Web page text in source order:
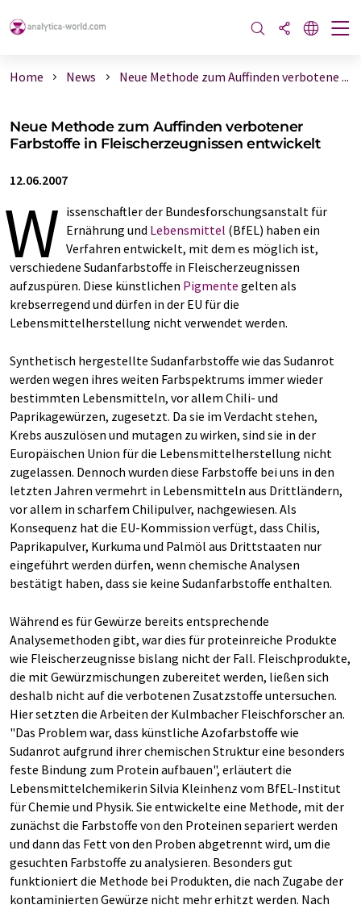
Home News Neue Methode zum Auffinden verbotene ...
Neue Methode zum Auffinden verbotener
Farbstoffe in Fleischerzeugnissen entwickelt
12.06.2007
W issenschaftler der Bundesforschungsanstalt für
Ernährung und Lebensmittel (BfEL) haben ein
Verfahren entwickelt, mit dem es möglich ist,
verschiedene Sudanfarbstoffe in Fleischerzeugnissen
aufzuspüren. Diese künstlichen Pigmente gelten als
krebserregend und dürfen in der EU für die
Lebensmittelherstellung nicht verwendet werden.
Synthetisch hergestellte Sudanfarbstoffe wie das Sudanrot
werden wegen ihres weiten Farbspektrums immer wieder
bestimmten Lebensmitteln, vor allem Chili- und
Paprikagewürzen, zugesetzt. Da sie im Verdacht stehen,
Krebs auszulösen und mutagen zu wirken, sind sie in der
Europäischen Union für die Lebensmittelherstellung nicht
zugelassen. Dennoch wurden diese Farbstoffe bei uns in den
letzten Jahren vermehrt in Lebensmitteln aus Drittländern,
vor allem in scharfem Chilipulver, nachgewiesen. Als
Konsequenz hat die EU-Kommission verfügt, dass Chilis,
Paprikapulver, Kurkuma und Palmöl aus Drittstaaten nur
eingeführt werden dürfen, wenn chemische Analysen
bestätigt haben, dass sie keine Sudanfarbstoffe enthalten.
Während es für Gewürze bereits entsprechende
Analysemethoden gibt, war dies für proteinreiche Produkte
wie Fleischerzeugnisse bislang nicht der Fall. Fleischprodukte,
die mit Gewürzmischungen zubereitet werden, ließen sich
deshalb nicht auf die verbotenen Zusatzstoffe untersuchen.
Hier setzten die Arbeiten der Kulmbacher Fleischforscher an.
"Das Problem war, dass künstliche Azofarbstoffe wie
Sudanrot aufgrund ihrer chemischen Struktur eine besonders
feste Bindung zum Protein aufbauen", erläutert die
Lebensmittelchemikerin Silvia Kleinhenz vom BfEL-Institut
für Chemie und Physik. Sie entwickelte eine Methode, mit der
zunächst die Farbstoffe von den Proteinen separiert werden
und dann das Fett von den Proben abgetrennt wird, um die
gesuchten Farbstoffe zu analysieren. Besonders gut
funktioniert die Methode bei Produkten, die nach Zugabe der
kontaminierten Gewürze nicht mehr erhitzt werden. Nach